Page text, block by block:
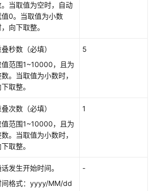
。当取值为空时，自动
值0。当取值为小数
向下取整。
秒数（必填）
值范围1~10000，且为
。当取值为小数时，
取整。
5
次数（必填）
值范围1~10000，且为
。当取值为小数时，
取整。
1
发生开始时间。
间格式：yyyy/MM/dd
-